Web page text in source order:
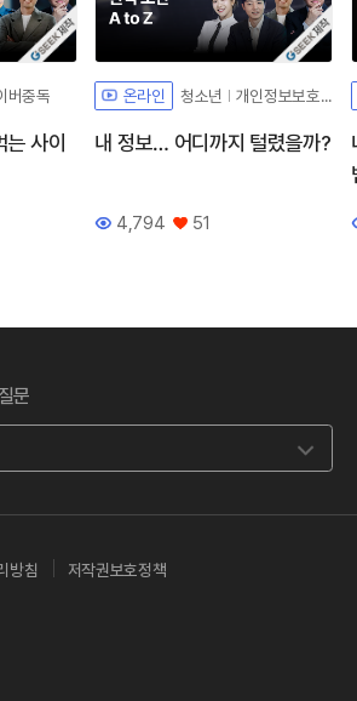
자체개발 강좌G
버중독
사이
자체개발 강좌
온라인 청소년 개인정보보호팁
내 정보… 어디까지 털렸을까?
조회수
4,794
좋아요
51
문
방침 저작권보호정책